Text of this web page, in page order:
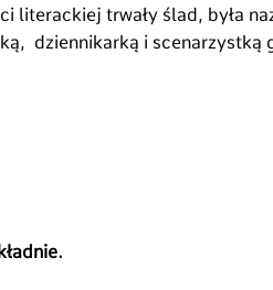
literackiej trwały ślad, była
dziennikarką i scenarzystką